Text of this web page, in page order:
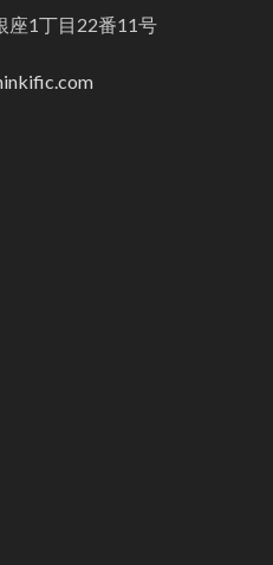
座1丁目22番11号